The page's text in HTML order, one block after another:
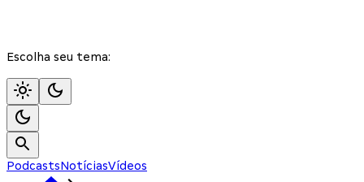
Escolha seu tema:
PodcastsNotíciasVídeos